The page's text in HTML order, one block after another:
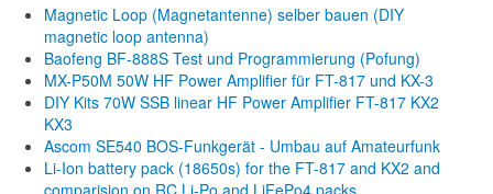
Magnetic Loop (Magnetantenne) selber bauen (DIY
magnetic loop antenna)
Baofeng BF-888S Test und Programmierung (Pofung)
MX-P50M 50W HF Power Amplifier für FT-817 und KX-3
DIY Kits 70W SSB linear HF Power Amplifier FT-817 KX2
KX3
Ascom SE540 BOS-Funkgerät - Umbau auf Amateurfunk
Li-Ion battery pack (18650s) for the FT-817 and KX2 and
comparision on RC Li-Po and LiFePo4 packs